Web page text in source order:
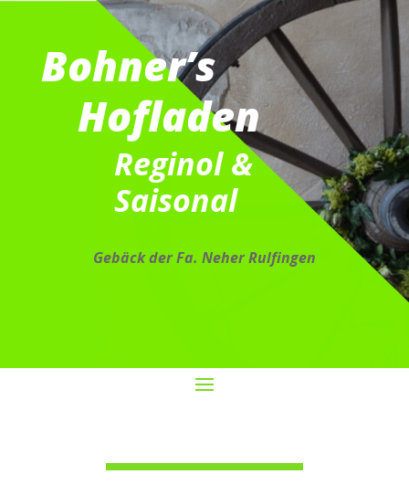
Bohner’s
Hofladen
Reginol &
Saisonal
Gebäck der Fa. Neher Rulfingen